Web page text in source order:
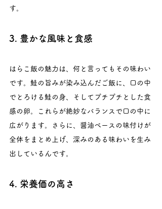
す。
3. 豊かな風味と食感
はらこ飯の魅力は、何と言ってもその味わい
です。鮭の旨みが染み込んだご飯に、口の中
でとろける鮭の身、そしてプチプチとした食
感の卵。これらが絶妙なバランスで口の中に
広がります。さらに、醤油ベースの味付けが
全体をまとめ上げ、深みのある味わいを生み
出しているんです。
4. 栄養価の高さ